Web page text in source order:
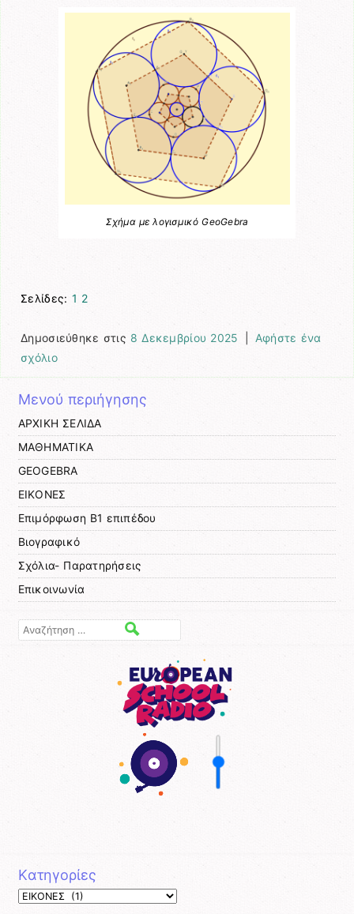
Σχήμα με λογισμικό GeoGebra
Σελίδες: 1 2
Δημοσιεύθηκε στις 8 Δεκεμβρίου 2025
Αφήστε ένα
σχόλιο
Μενού περιήγησης
ΑΡΧΙΚΗ ΣΕΛΙΔΑ
ΜΑΘΗΜΑΤΙΚΑ
GEOGEBRA
ΕΙΚΟΝΕΣ
Επιμόρφωση Β1 επιπέδου
Βιογραφικό
Σχόλια- Παρατηρήσεις
Επικοινωνία
Αναζήτηση
Kατηγορίες
Kατηγορίες